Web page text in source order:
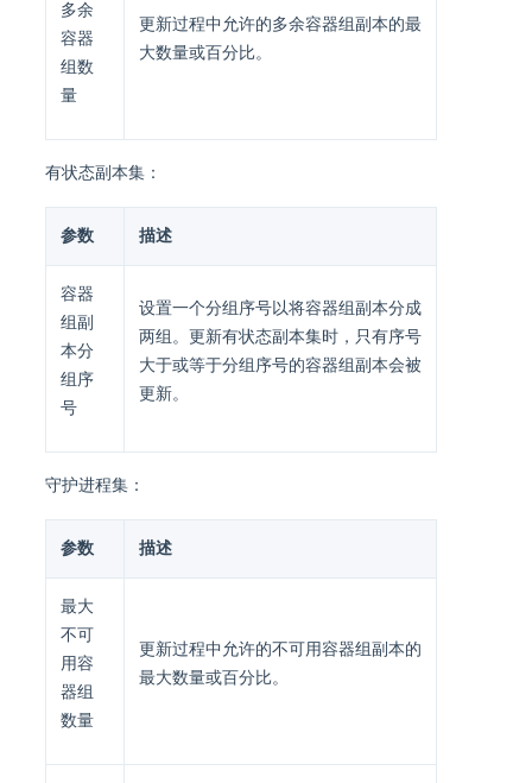
多余
容器
组数
量
更新过程中允许的多余容器组副本的最
大数量或百分比。
有状态副本集：
参数 描述
容器
组副
本分
组序
号
设置一个分组序号以将容器组副本分成
两组。更新有状态副本集时，只有序号
大于或等于分组序号的容器组副本会被
更新。
守护进程集：
参数 描述
最大
不可
用容
器组
数量
更新过程中允许的不可用容器组副本的
最大数量或百分比。